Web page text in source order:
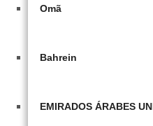
Omã
Bahrein
EMIRADOS ÁRABES